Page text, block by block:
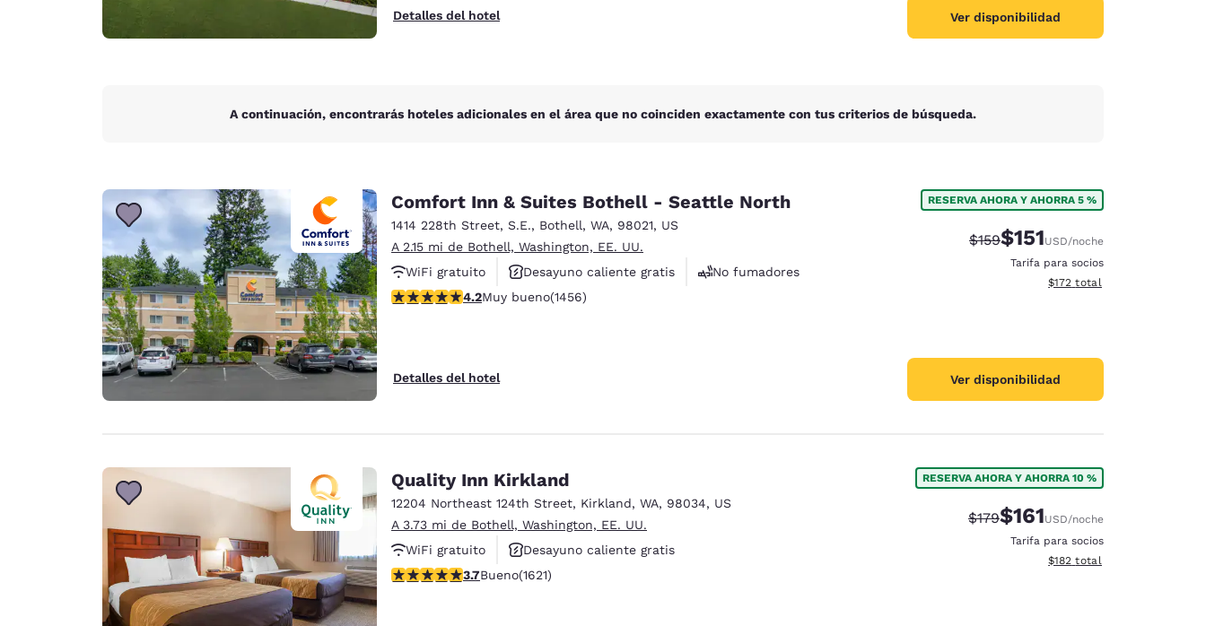
Detalles del hotel Ver disponibilidad
A continuación, encontrarás hoteles adicionales en el área que no coinciden exactamente con tus criterios de búsqueda.
Comfort Inn & Suites Bothell - Seattle North
1414 228th Street, S.E., Bothell, WA, 98021, US
A 2.15 mi de Bothell, Washington, EE. UU.
WiFi gratuito
Desayuno caliente gratis
No fumadores
calificación de 4.17 estrellas. Muy bueno. 1456 reseñas
4.2Muy bueno(1456)
Detalles del hotel
RESERVA AHORA Y AHORRA 5 %
Precio tachado:
$159Precio con descuento:
$151USD/noche
Tarifa para socios
Ver detalles del total
$172 total
Ver disponibilidad
Quality Inn Kirkland
12204 Northeast 124th Street, Kirkland, WA, 98034, US
A 3.73 mi de Bothell, Washington, EE. UU.
WiFi gratuito
Desayuno caliente gratis
Se aceptan mascotas
calificación de 3.69 estrellas. Bueno. 1621 reseñas
3.7Bueno(1621)
RESERVA AHORA Y AHORRA 10 %
Precio tachado:
$179Precio con descuento:
$161USD/noche
Tarifa para socios
Ver detalles del total
$182 total